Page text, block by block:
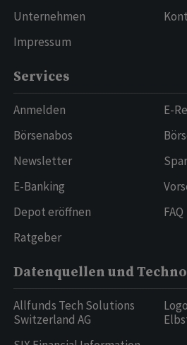
Unternehmen
Impressum
Services
Anmelden
Börsenabos
Newsletter
E-Banking
Depot eröffnen
Ratgeber
E-
FAQ
Datenquellen und
Allfunds Tech Solutions
Switzerland AG